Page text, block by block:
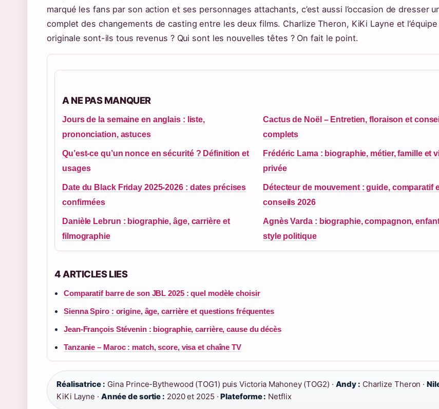
marqué les fans par son action et ses personnages attachants, c’est aussi l’occasion de dresser
complet des changements de casting entre les deux films. Charlize Theron, KiKi Layne et l’équipe
originale sont-ils tous revenus ? Qui sont les nouvelles têtes ? On fait le point.
A NE PAS MANQUER
Jours de la semaine en anglais : liste,
prononciation, astuces
Cactus de Noël – Entretien, floraison et
complets
Qu’est-ce qu’un nonce en sécurité ? Définition et
usages
Frédéric Lama : biographie, métier, famille et
privée
Date du Black Friday 2025-2026 : dates précises
confirmées
Détecteur de mouvement : guide, comparatif
conseils 2026
Danièle Lebrun : biographie, âge, carrière et
filmographie
Agnès Varda : biographie, compagnon,
style politique
4 ARTICLES LIES
Comparatif barre de son JBL 2025 : quel modèle choisir
Sienna Spiro : origine, âge, carrière et questions fréquentes
Jean-François Stévenin : biographie, carrière, cause du décès
Tanzanie – Maroc : match, score, visa et chaîne TV
Réalisatrice : Gina Prince-Bythewood (TOG1) puis Victoria Mahoney (TOG2) · Andy : Charlize Theron ·
KiKi Layne · Année de sortie : 2020 et 2025 ·Plateforme : Netflix